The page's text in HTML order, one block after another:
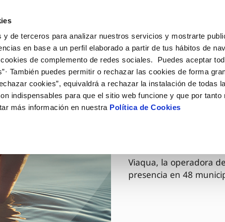
y de terceros para analizar nuestros servicios y mostrarte
en base a un perfil elaborado a partir de tus hábitos de
de complemento de redes sociales. Puedes aceptar
También puedes permitir o rechazar las cookies de forma
cookies”, equivaldrá a rechazar la instalación de todas
indispensables para que el sitio web funcione y que por tanto
más información en nuestra Política de Cookies
de titular
de suministro
MODIFICACIÓN DE
Actualizar datos bancarios
Actualizar datos de
VER TODAS LAS GESTIONES
Tu Servicio
AL CLIENTE
de contacto
de fuga interior
COMPROMISO DE SERVICIO
Carta de compromisos
Customer Counsel (Defensa del
Programa CONTIGO
Tu Agua
calidad del agua
CUIDADOS DEL AGUA
Consejos de ahorro
Cuidados de los sumideros
Conócenos
COMPROMISOS
ambiente
03 DIC 2025
Viaqua, la operadora
presencia en 48